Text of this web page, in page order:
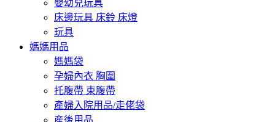
嬰幼兒玩具
床邊玩具 床鈴 床燈
玩具
媽媽用品
媽媽袋
孕婦內衣 胸圍
托腹帶 束腹帶
產婦入院用品/走佬袋
産後用品